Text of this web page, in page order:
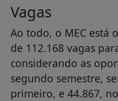
Vagas
Ao todo, o MEC está
de 112.168 vagas
considerando as
segundo semestre,
primeiro, e 44.867,